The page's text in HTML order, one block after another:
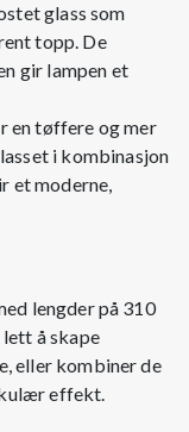
glass som
topp. De
gir lampen et
en tøffere og mer
i kombinasjon
et moderne,
lengder på 310
å skape
eller kombiner de
effekt.